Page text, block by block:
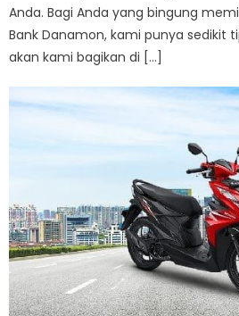
Anda. Bagi Anda yang bingung
Bank Danamon, kami punya sedikit
akan kami bagikan di […]